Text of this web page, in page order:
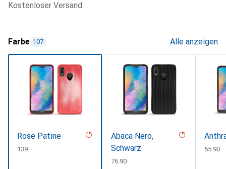
kostenloser Versand
Farbe 107 Alle anzeigen
Rose Patine
CHF
139.–
Abaca Nero,
Schwarz
CHF
76.90
CHF
55.90